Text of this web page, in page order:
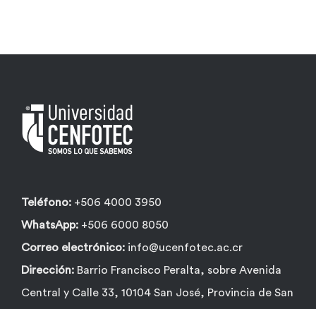
Teléfono: +506 4000 3950
WhatsApp: +506 6000 8050
Correo electrónico: info@ucenfotec.ac.cr
Dirección: Barrio Francisco Peralta, sobre Avenida
Central y Calle 33, 10104 San José, Provincia de San